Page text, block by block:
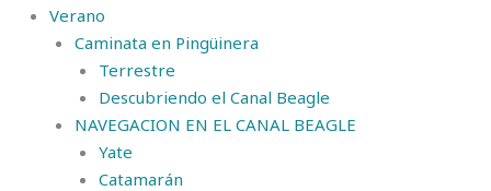
Verano
Caminata en Pingüinera
Terrestre
Descubriendo el Canal Beagle
NAVEGACION EN EL CANAL BEAGLE
Yate
Catamarán